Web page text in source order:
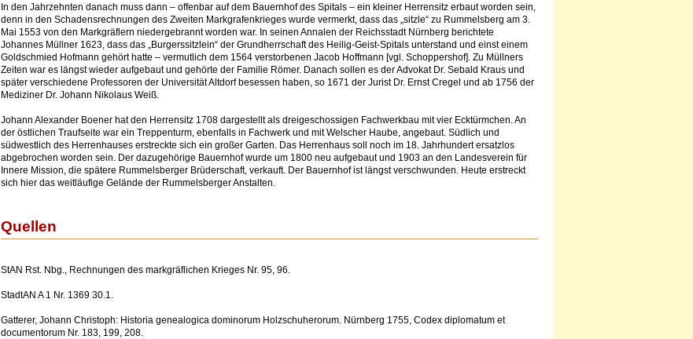
In den Jahrzehnten danach muss dann – offenbar auf dem Bauernhof des Spitals – ein kleiner Herrensitz erbaut worden sein,
denn in den Schadensrechnungen des Zweiten Markgrafenkrieges wurde vermerkt, dass das „sitzle“ zu Rummelsberg am 3.
Mai 1553 von den Markgräflern niedergebrannt worden war. In seinen Annalen der Reichsstadt Nürnberg berichtete
Johannes Müllner 1623, dass das „Burgerssitzlein“ der Grundherrschaft des Heilig-Geist-Spitals unterstand und einst einem
Goldschmied Hofmann gehört hatte – vermutlich dem 1564 verstorbenen Jacob Hoffmann [vgl. Schoppershof]. Zu Müllners
Zeiten war es längst wieder aufgebaut und gehörte der Familie Römer. Danach sollen es der Advokat Dr. Sebald Kraus und
später verschiedene Professoren der Universität Altdorf besessen haben, so 1671 der Jurist Dr. Ernst Cregel und ab 1756 der
Mediziner Dr. Johann Nikolaus Weiß.
Johann Alexander Boener hat den Herrensitz 1708 dargestellt als dreigeschossigen Fachwerkbau mit vier Ecktürmchen. An
der östlichen Traufseite war ein Treppenturm, ebenfalls in Fachwerk und mit Welscher Haube, angebaut. Südlich und
südwestlich des Herrenhauses erstreckte sich ein großer Garten. Das Herrenhaus soll noch im 18. Jahrhundert ersatzlos
abgebrochen worden sein. Der dazugehörige Bauernhof wurde um 1800 neu aufgebaut und 1903 an den Landesverein für
Innere Mission, die spätere Rummelsberger Brüderschaft, verkauft. Der Bauernhof ist längst verschwunden. Heute erstreckt
sich hier das weitläufige Gelände der Rummelsberger Anstalten.
Quellen
StAN Rst. Nbg., Rechnungen des markgräflichen Krieges Nr. 95, 96.
StadtAN A 1 Nr. 1369 30.1.
Gatterer, Johann Christoph: Historia genealogica dominorum Holzschuherorum. Nürnberg 1755, Codex diplomatum et
documentorum Nr. 183, 199, 208.